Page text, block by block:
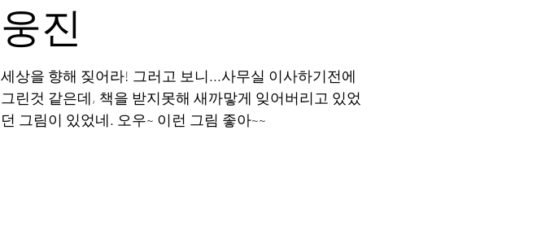
웅진
세상을 향해 짖어라! 그러고 보니...사무실 이사하기전에
그린것 같은데, 책을 받지못해 새까맣게 잊어버리고 있었
던 그림이 있었네. 오우~ 이런 그림 좋아~~